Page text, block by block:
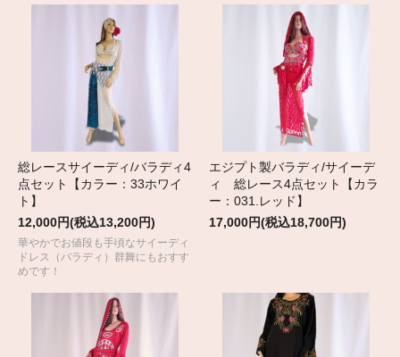
総レースサイーディ/バラディ4
点セット【カラー：33ホワイ
ト】
12,000円(税込13,200円)
華やかでお値段も手頃なサイーディ
ドレス（バラディ）群舞にもおすす
めです！
エジプト製バラディ/サイーデ
ィ 総レース4点セット【カラ
ー：031.レッド】
17,000円(税込18,700円)